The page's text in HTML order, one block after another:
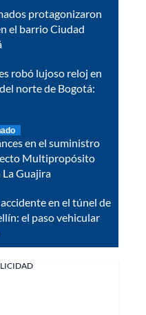
protagonizaron
el barrio Ciudad
robó lujoso reloj en
norte de Bogotá:
en el suministro
Multipropósito
La Guajira
en el túnel de
el paso vehicular